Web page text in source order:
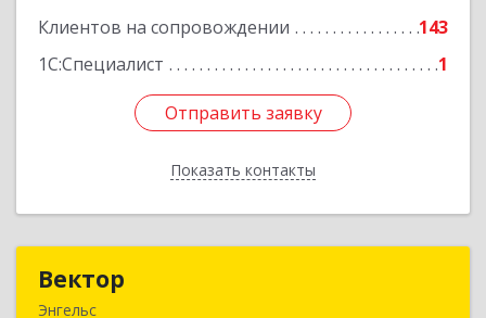
Клиентов на сопровождении
143
1С:Специалист
1
Отправить заявку
Показать контакты
Подробнее
Отправить заявку
Назад
Вектор
Энгельс